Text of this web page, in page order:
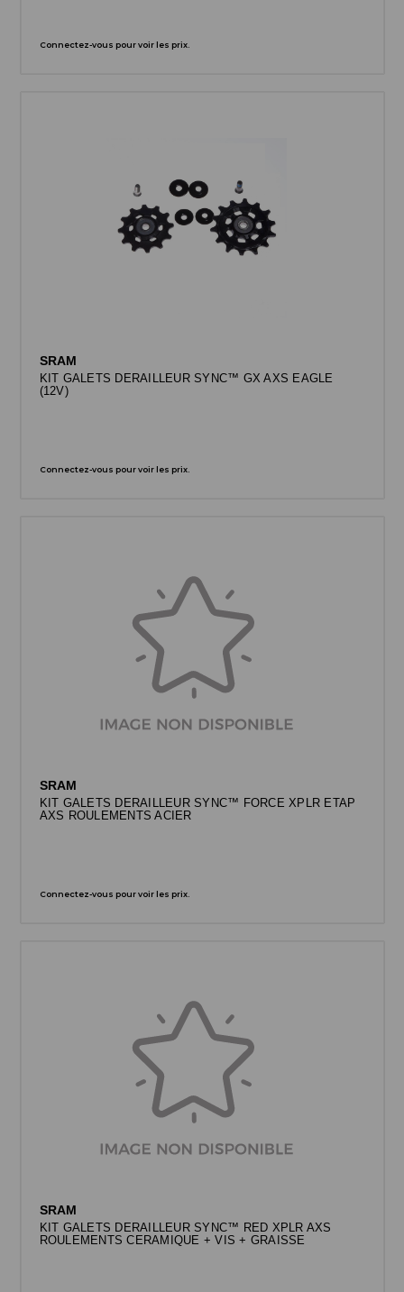
Connectez-vous pour voir les prix.
SRAM
KIT GALETS DERAILLEUR SYNC™ GX AXS EAGLE
(12V)
Connectez-vous pour voir les prix.
SRAM
KIT GALETS DERAILLEUR SYNC™ FORCE XPLR ETAP
AXS ROULEMENTS ACIER
Connectez-vous pour voir les prix.
SRAM
KIT GALETS DERAILLEUR SYNC™ RED XPLR AXS
ROULEMENTS CERAMIQUE + VIS + GRAISSE